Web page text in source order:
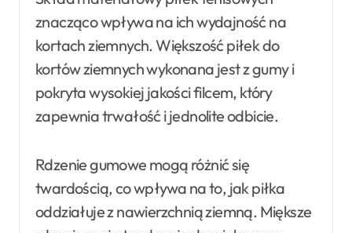
znacząco wpływa na ich wydajność na
kortach ziemnych. Większość piłek do
kortów ziemnych wykonana jest z gumy i
pokryta wysokiej jakości filcem, który
zapewnia trwałość i jednolite odbicie.
Rdzenie gumowe mogą różnić się
twardością, co wpływa na to, jak piłka
oddziałuje z nawierzchnią ziemną. Miększe